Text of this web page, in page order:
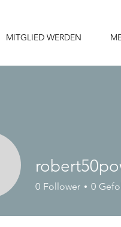
MITGLIED WERDEN
0 Follower 0